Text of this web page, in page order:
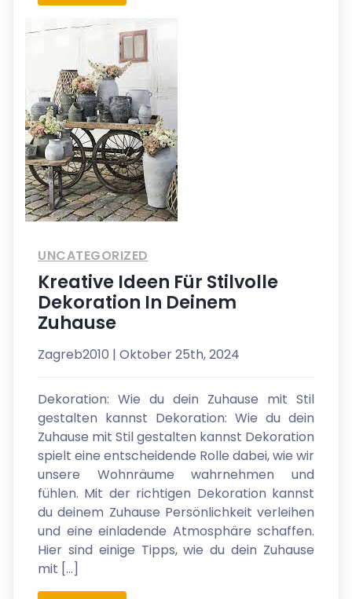
UNCATEGORIZED
Kreative Ideen Für Stilvolle
Dekoration In Deinem
Zuhause
Zagreb2010 | Oktober 25th, 2024
Dekoration: Wie du dein Zuhause mit Stil
gestalten kannst Dekoration: Wie du dein
Zuhause mit Stil gestalten kannst Dekoration
spielt eine entscheidende Rolle dabei, wie wir
unsere Wohnräume wahrnehmen und
fühlen. Mit der richtigen Dekoration kannst
du deinem Zuhause Persönlichkeit verleihen
und eine einladende Atmosphäre schaffen.
Hier sind einige Tipps, wie du dein Zuhause
mit […]